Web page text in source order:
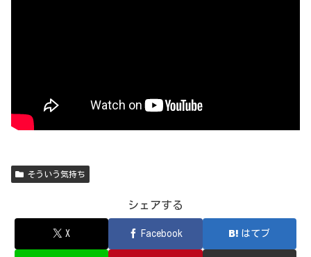
そういう気持ち
シェアする
X Facebook はてブ